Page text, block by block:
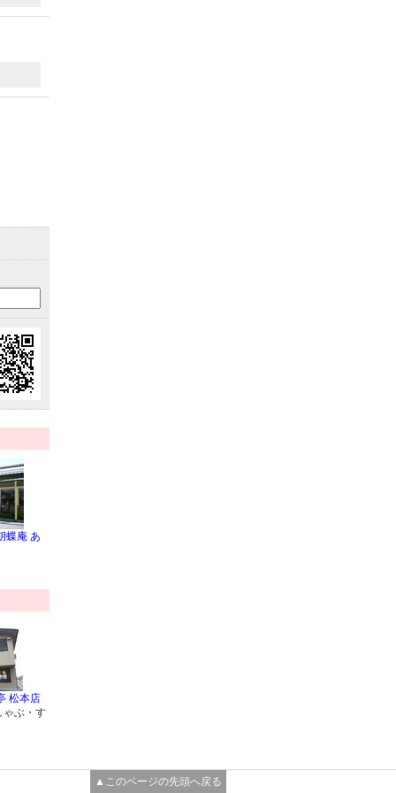
蝶庵 あ
松本店
ゃぶ・す
▲このページの先頭へ戻る